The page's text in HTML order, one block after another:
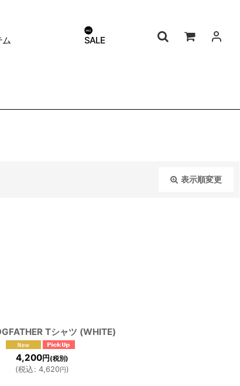
ム SALE
表示順変更
Tシャツ (WHITE)
4,200円 (税別)
(税込: 4,620円)